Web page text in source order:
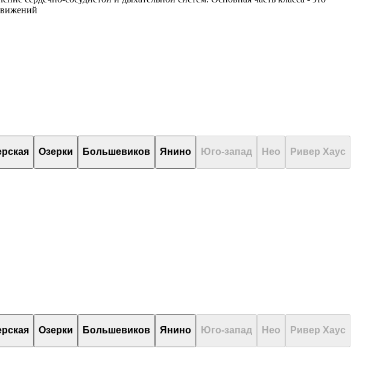
Озерки Большевиков Янино Юго-запад Нео Ривер Хаус
Озерки Большевиков Янино Юго-запад Нео Ривер Хаус